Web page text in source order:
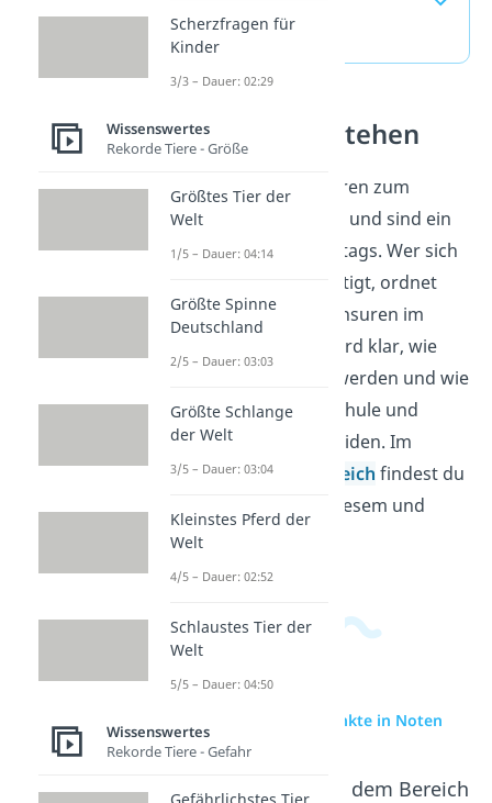
(ausklappen)
Benotung verstehen
Punkte in Noten gehören zum
Themenfeld Benotung und sind ein
fester Teil des Schulalltags. Wer sich
mit Benotung beschäftigt, ordnet
Noten, Punkte und Zensuren im
Schulsystem ein. So wird klar, wie
Leistungen bewertet werden und wie
sich Ergebnisse aus Schule und
Hochschule unterscheiden. Im
Allgemeinwissensbereich findest du
passende Videos zu diesem und
verwandten Themen.
zur Videoseite: Punkte in Noten
Beliebte Inhalte aus dem Bereich
Scherzfragen für
Kinder
3/3 – Dauer: 02:29
Wissenswertes
Rekorde Tiere - Größe
Größtes Tier der
Welt
1/5 – Dauer: 04:14
Größte Spinne
Deutschland
2/5 – Dauer: 03:03
Größte Schlange
der Welt
3/5 – Dauer: 03:04
Kleinstes Pferd der
Welt
4/5 – Dauer: 02:52
Schlaustes Tier der
Welt
5/5 – Dauer: 04:50
Wissenswertes
Rekorde Tiere - Gefahr
Gefährlichstes Tier